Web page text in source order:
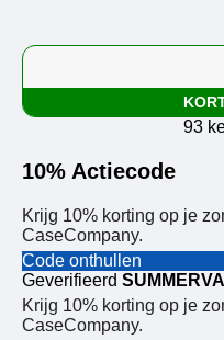
93
10% Actiecode
Krijg 10% korting op je
CaseCompany.
Code onthullen
Geverifieerd
Krijg 10% korting op je
CaseCompany.